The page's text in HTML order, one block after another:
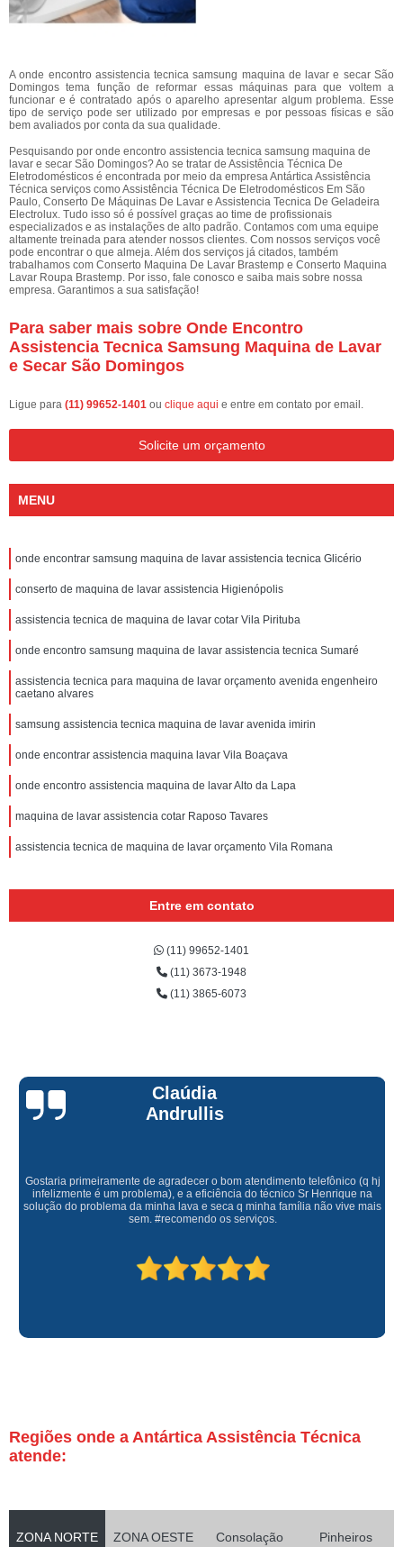
A onde encontro assistencia tecnica samsung maquina de lavar e secar São
Domingos tema função de reformar essas máquinas para que voltem a
funcionar e é contratado após o aparelho apresentar algum problema. Esse
tipo de serviço pode ser utilizado por empresas e por pessoas físicas e são
bem avaliados por conta da sua qualidade.
Pesquisando por onde encontro assistencia tecnica samsung maquina de
lavar e secar São Domingos? Ao se tratar de Assistência Técnica De
Eletrodomésticos é encontrada por meio da empresa Antártica Assistência
Técnica serviços como Assistência Técnica De Eletrodomésticos Em São
Paulo, Conserto De Máquinas De Lavar e Assistencia Tecnica De Geladeira
Electrolux. Tudo isso só é possível graças ao time de profissionais
especializados e as instalações de alto padrão. Contamos com uma equipe
altamente treinada para atender nossos clientes. Com nossos serviços você
pode encontrar o que almeja. Além dos serviços já citados, também
trabalhamos com Conserto Maquina De Lavar Brastemp e Conserto Maquina
Lavar Roupa Brastemp. Por isso, fale conosco e saiba mais sobre nossa
empresa. Garantimos a sua satisfação!
Para saber mais sobre Onde Encontro
Assistencia Tecnica Samsung Maquina de Lavar
e Secar São Domingos
Ligue para (11) 99652-1401 ou clique aqui e entre em contato por email.
Solicite um orçamento
MENU
onde encontrar samsung maquina de lavar assistencia tecnica Glicério
conserto de maquina de lavar assistencia Higienópolis
assistencia tecnica de maquina de lavar cotar Vila Pirituba
onde encontro samsung maquina de lavar assistencia tecnica Sumaré
assistencia tecnica para maquina de lavar orçamento avenida engenheiro
caetano alvares
samsung assistencia tecnica maquina de lavar avenida imirin
onde encontrar assistencia maquina lavar Vila Boaçava
onde encontro assistencia maquina de lavar Alto da Lapa
maquina de lavar assistencia cotar Raposo Tavares
assistencia tecnica de maquina de lavar orçamento Vila Romana
Entre em contato
(11) 99652-1401
(11) 3673-1948
(11) 3865-6073
Claúdia
Andrullis
Gostaria primeiramente de agradecer o bom atendimento telefônico (q hj
infelizmente é um problema), e a eficiência do técnico Sr Henrique na
solução do problema da minha lava e seca q minha família não vive mais
sem. #recomendo os serviços.
Regiões onde a Antártica Assistência Técnica
atende:
ZONA NORTE ZONA OESTE Consolação Pinheiros